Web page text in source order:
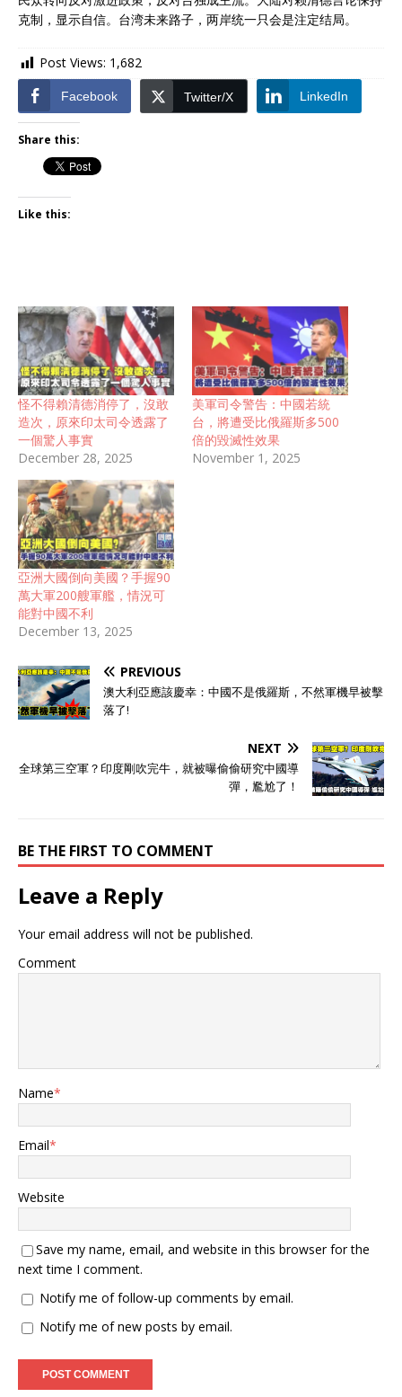
克制，显示自信。台湾未来路子，两岸统一只会是注定结局。
Post Views: 1,682
Facebook Twitter/X LinkedIn
Share this:
Like this:
怪不得賴清德消停了，沒敢
造次，原來印太司令透露了
一個驚人事實
December 28, 2025
美軍司令警告：中國若統
台，將遭受比俄羅斯多500
倍的毀滅性效果
November 1, 2025
亞洲大國倒向美國？手握90
萬大軍200艘軍艦，情況可
能對中國不利
December 13, 2025
PREVIOUS
澳大利亞應該慶幸：中國不是俄羅斯，不然軍機早被擊
落了!
NEXT
全球第三空軍？印度剛吹完牛，就被曝偷偷研究中國導
彈，尷尬了！
BE THE FIRST TO COMMENT
Leave a Reply
Your email address will not be published.
Comment
Name*
Email*
Website
Save my name, email, and website in this browser for the
next time I comment.
Notify me of follow-up comments by email.
Notify me of new posts by email.